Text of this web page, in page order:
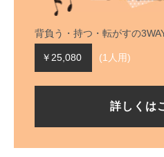
背負う・持つ・転がすの
￥25,080 (1人用)
詳しくは